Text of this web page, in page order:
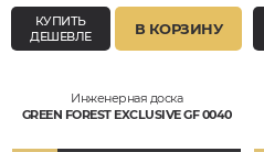
КУПИТЬ
ДЕШЕВЛЕ
В КОРЗИНУ
Инженерная доска
GREEN FOREST EXCLUSIVE GF 0040